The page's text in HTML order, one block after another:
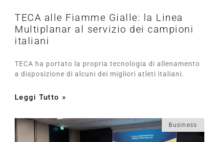
TECA alle Fiamme Gialle: la Linea
Multiplanar al servizio dei campioni
italiani
TECA ha portato la propria tecnologia di allenamento
a disposizione di alcuni dei migliori atleti italiani.
Leggi Tutto »
Business